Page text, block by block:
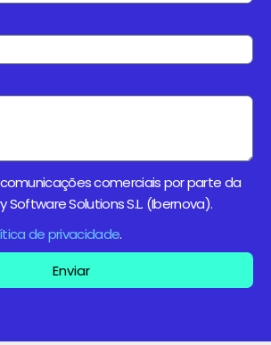
comerciais por parte da
Solutions S.L. (Ibernova).
de privacidade.
Enviar